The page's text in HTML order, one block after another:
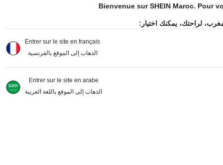
Bienvenue sur SHEIN Maroc. Pour
لراحتك، يمكنك اختيار:
Entrer sur le site en français
الذهاب إلى الموقع بالفرنسية
Entrer sur le site en arabe
الذهاب إلى الموقع باللغة العربية